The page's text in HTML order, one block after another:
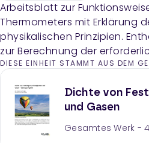
Arbeitsblatt zur
Thermometers mit Erklärung
physikalischen Prinzipien.
zur Berechnung der
Glasballons basierend auf
DIESE EINHEIT STAMMT AUS DEM
Dichte von
und Gasen
Gesamtes Werk - 4